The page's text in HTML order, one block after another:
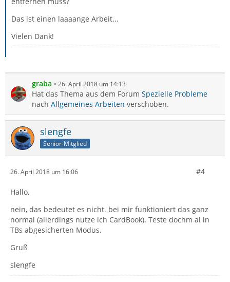
Das ist einen laaaange Arbeit...
Vielen Dank!
graba 26. April 2018 um 14:13
Hat das Thema aus dem Forum Spezielle Probleme
nach Allgemeines Arbeiten verschoben.
slengfe
Senior-Mitglied
26. April 2018 um 16:06 #4
Hallo,
nein, das bedeutet es nicht. bei mir funktioniert das ganz
normal (allerdings nutze ich CardBook). Teste dochm al in
TBs abgesicherten Modus.
Gruß
slengfe